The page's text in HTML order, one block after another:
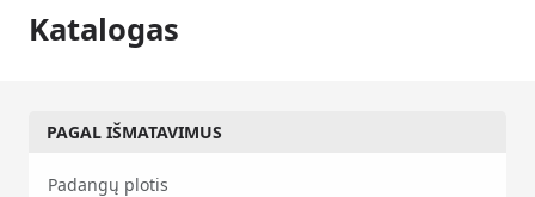
Katalogas
PAGAL IŠMATAVIMUS
Padangų plotis